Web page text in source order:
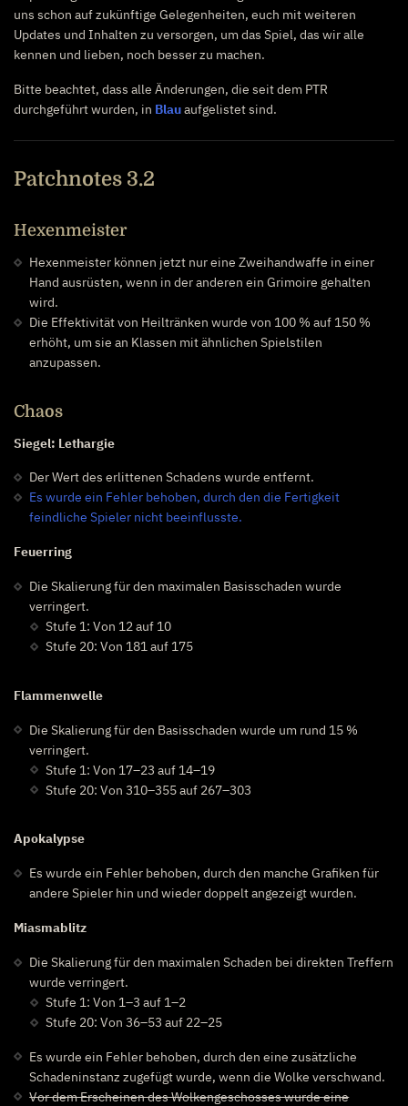
uns schon auf zukünftige Gelegenheiten, euch mit weiteren
Updates und Inhalten zu versorgen, um das Spiel, das wir alle
kennen und lieben, noch besser zu machen.
Bitte beachtet, dass alle Änderungen, die seit dem PTR
durchgeführt wurden, in Blauaufgelistet sind.
Patchnotes 3.2
Hexenmeister
Hexenmeister können jetzt nur eine Zweihandwaffe in einer
Hand ausrüsten, wenn in der anderen ein Grimoire gehalten
wird.
Die Effektivität von Heiltränken wurde von 100 % auf 150 %
erhöht, um sie an Klassen mit ähnlichen Spielstilen
anzupassen.
Chaos
Siegel: Lethargie
Der Wert des erlittenen Schadens wurde entfernt.
Es wurde ein Fehler behoben, durch den die Fertigkeit
feindliche Spieler nicht beeinflusste.
Feuerring
Die Skalierung für den maximalen Basisschaden wurde
verringert.
Stufe 1: Von 12 auf 10
Stufe 20: Von 181 auf 175
Flammenwelle
Die Skalierung für den Basisschaden wurde um rund 15 %
verringert.
Stufe 1: Von 17–23 auf 14–19
Stufe 20: Von 310–355 auf 267–303
Apokalypse
Es wurde ein Fehler behoben, durch den manche Grafiken für
andere Spieler hin und wieder doppelt angezeigt wurden.
Miasmablitz
Die Skalierung für den maximalen Schaden bei direkten Treffern
wurde verringert.
Stufe 1: Von 1–3 auf 1–2
Stufe 20: Von 36–53 auf 22–25
Es wurde ein Fehler behoben, durch den eine zusätzliche
Schadeninstanz zugefügt wurde, wenn die Wolke verschwand.
Vor dem Erscheinen des Wolkengeschosses wurde eine